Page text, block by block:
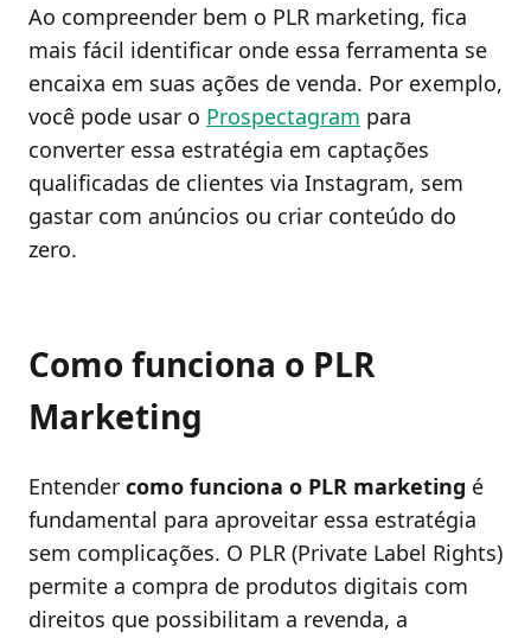
Ao compreender bem o PLR marketing, fica
mais fácil identificar onde essa ferramenta se
encaixa em suas ações de venda. Por exemplo,
você pode usar o Prospectagram para
converter essa estratégia em captações
qualificadas de clientes via Instagram, sem
gastar com anúncios ou criar conteúdo do
zero.
Como funciona o PLR
Marketing
Entender como funciona o PLR marketing é
fundamental para aproveitar essa estratégia
sem complicações. O PLR (Private Label Rights)
permite a compra de produtos digitais com
direitos que possibilitam a revenda, a